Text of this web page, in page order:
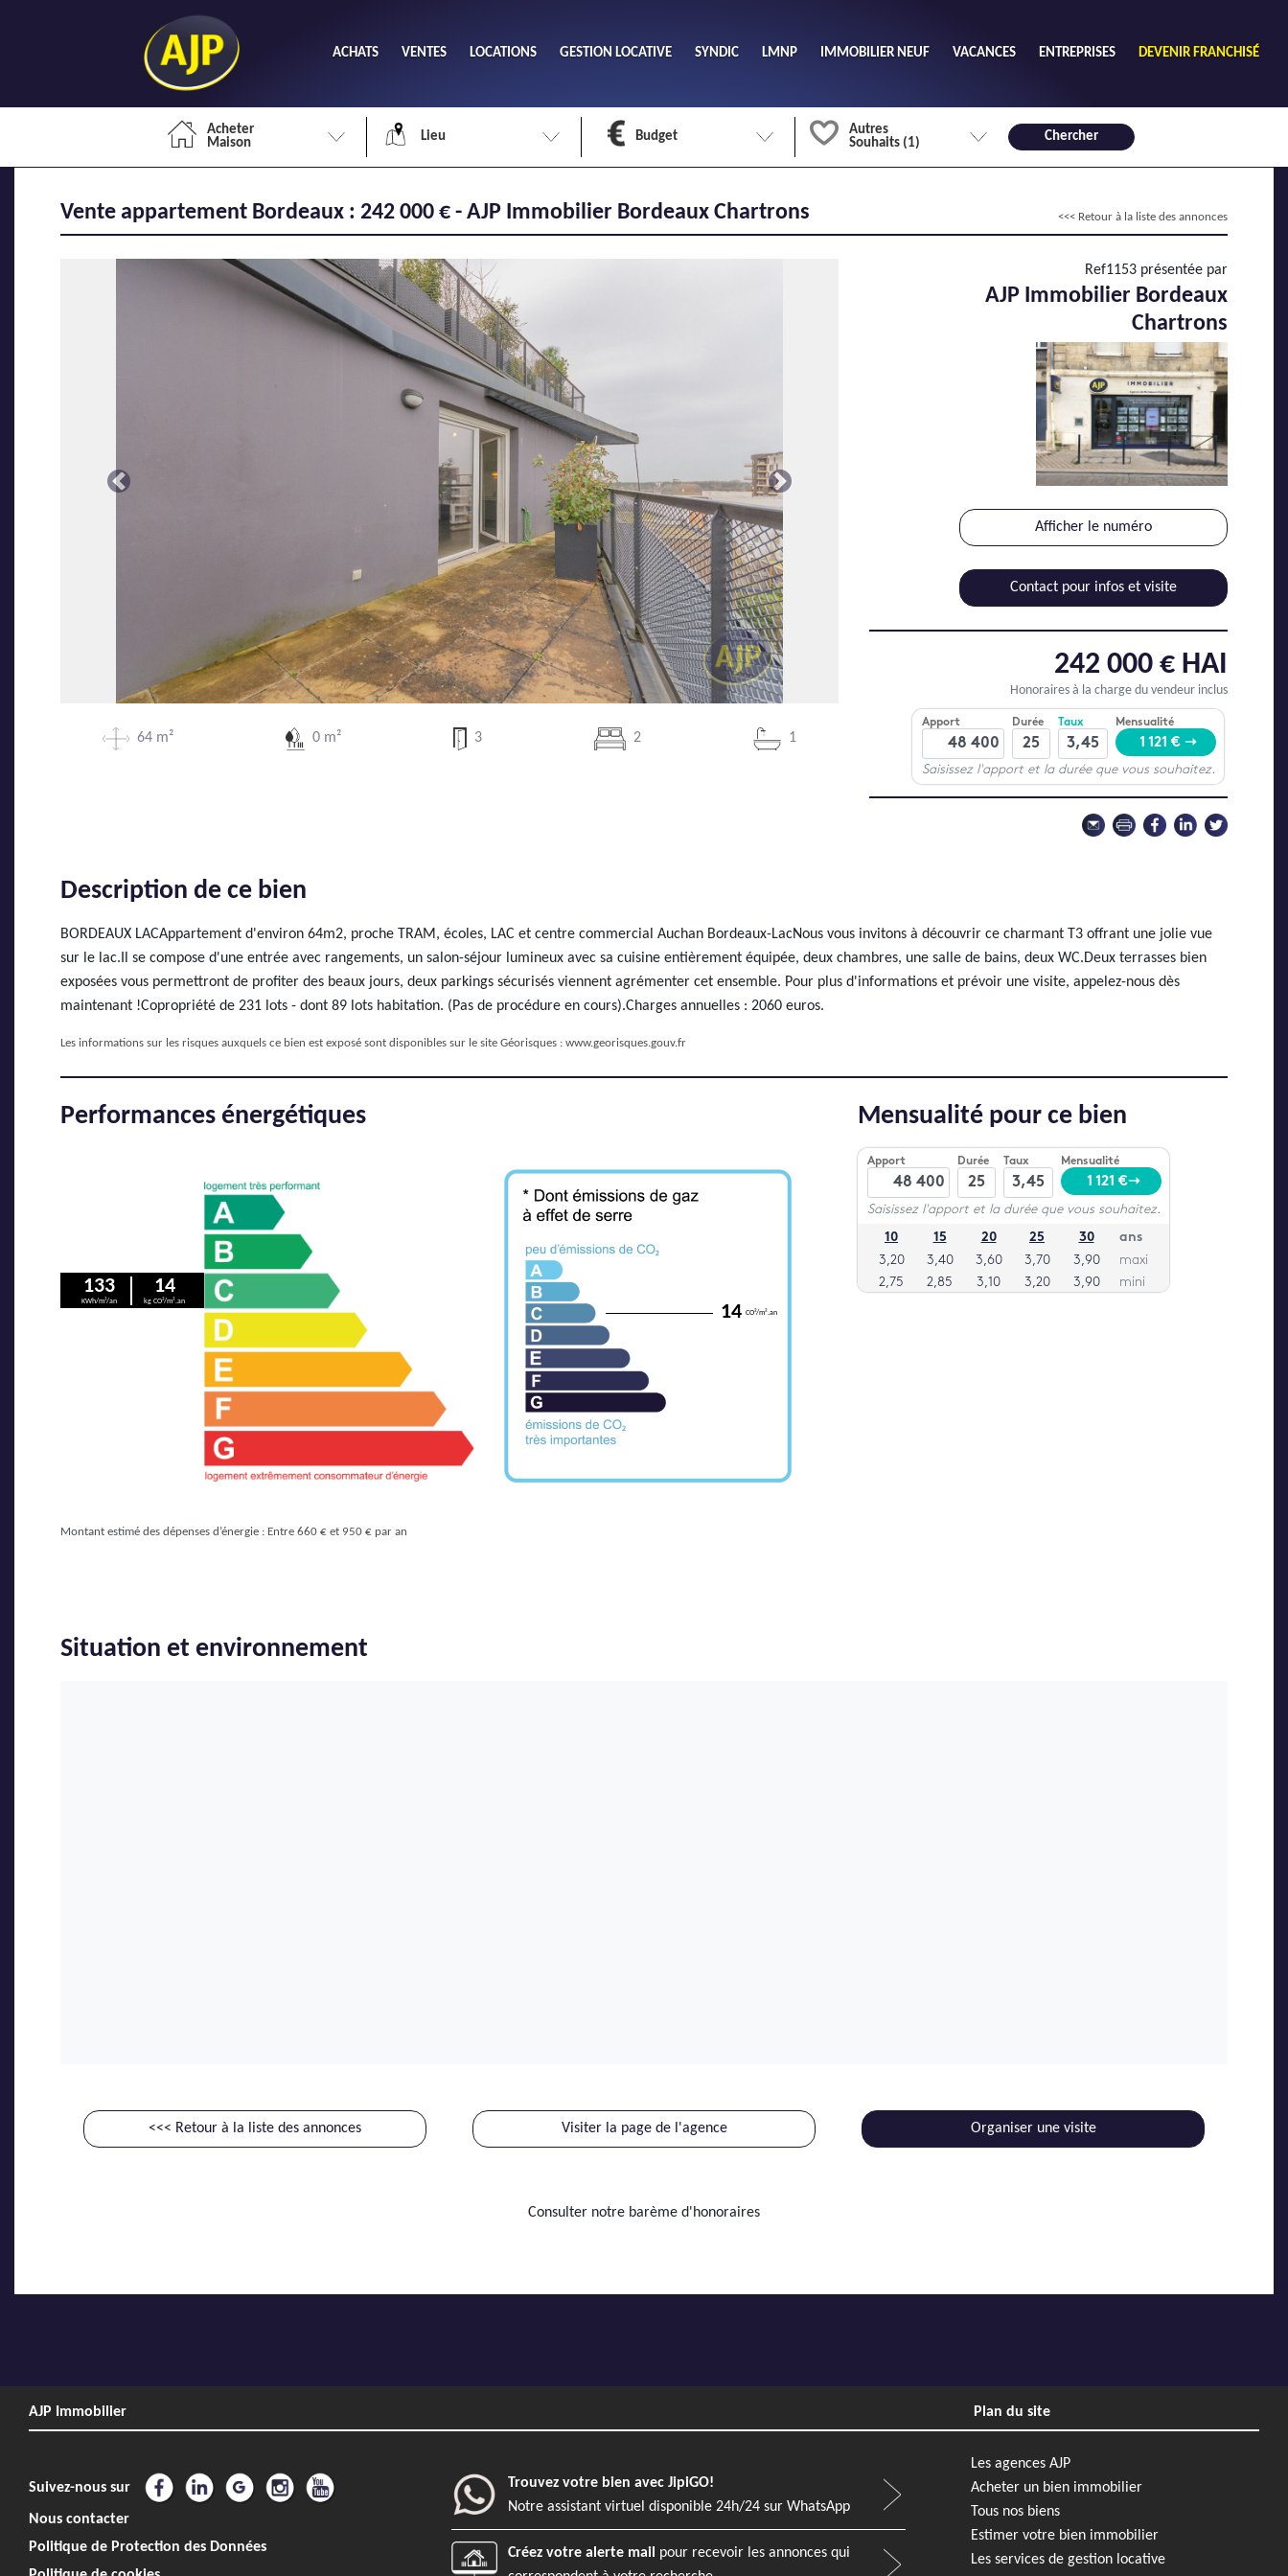
ACHATS VENTES LOCATIONS GESTION LOCATIVE SYNDIC LMNP IMMOBILIER NEUF VACANCES ENTREPRISES DEVENIR FRANCHISÉ
Acheter
Maison
Lieu Budget
Autres
Souhaits (1)
Chercher
Vente appartement Bordeaux : 242 000 € - AJP Immobilier Bordeaux Chartrons <<< Retour à la liste des annonces
Précédente Suivante
64 m² 0 m² 3 2 1
Ref1153 présentée par
AJP Immobilier Bordeaux
Chartrons
Afficher le numéro
Contact pour infos et visite
242 000 € HAI
Honoraires à la charge du vendeur inclus
Description de ce bien
BORDEAUX LACAppartement d'environ 64m2, proche TRAM, écoles, LAC et centre commercial Auchan Bordeaux-LacNous vous invitons à découvrir ce charmant T3 offrant une jolie vue
sur le lac.Il se compose d'une entrée avec rangements, un salon-séjour lumineux avec sa cuisine entièrement équipée, deux chambres, une salle de bains, deux WC.Deux terrasses bien
exposées vous permettront de profiter des beaux jours, deux parkings sécurisés viennent agrémenter cet ensemble. Pour plus d'informations et prévoir une visite, appelez-nous dès
maintenant !Copropriété de 231 lots - dont 89 lots habitation. (Pas de procédure en cours).Charges annuelles : 2060 euros.
Les informations sur les risques auxquels ce bien est exposé sont disponibles sur le site Géorisques : www.georisques.gouv.fr
Performances énergétiques
133
KWh/m²/an
14
kg CO²/m².an
14 CO²/m².an
Montant estimé des dépenses d’énergie : Entre 660 € et 950 € par an
Mensualité pour ce bien
Situation et environnement
<<< Retour à la liste des annonces Visiter la page de l'agence Organiser une visite
Consulter notre barème d'honoraires
AJP Immobilier Plan du site
Suivez-nous sur
Nous contacter
Politique de Protection des Données
Trouvez votre bien avec JipiGO!
Notre assistant virtuel disponible 24h/24 sur WhatsApp
Créez votre alerte mail pour recevoir les annonces qui
Les agences AJP
Acheter un bien immobilier
Tous nos biens
Estimer votre bien immobilier
Les services de gestion locative